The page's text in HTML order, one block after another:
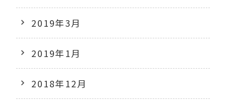
2019年3月
2019年1月
2018年12月